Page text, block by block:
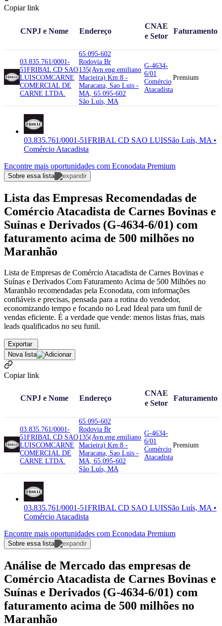
Copiar link
CNPJ e Nome Endereço
CNAE
e Setor
Faturamento
03.835.761/0001-
51FRIBAL CD SAO
LUISCOMCARNE
COMERCIAL DE
CARNE LTDA.
65.095-602
Rodovia Br
135(Avn.eng.emiliano
Macieira) Km:8 -
Maracana, Sao Luis -
MA, 65.095-602
São Luís, MA
G-4634-
6/01
Comércio
Atacadista
Premium
03.835.761/0001-51FRIBAL CD SAO LUISSão Luís, MA •
Comércio Atacadista
Encontre mais oportunidades com Econodata Premium
Sobre essa lista
Lista das Empresas Recomendadas de
Comércio Atacadista de Carnes Bovinas e
Suínas e Derivados (G-4634-6/01) com
faturamento acima de 500 milhões no
Maranhão
Lista de Empresas de Comércio Atacadista de Carnes Bovinas e
Suínas e Derivados Com Faturamento Acima de 500 Milhões no
Maranhão recomendadas pela Econodata, com informações
confiáveis e precisas, pensada para a rotina do vendedor,
economizando tempo e focando no Lead Ideal para um funil de
vendas eficiente. É a verdade que vende: menos listas frias, mais
leads qualificados no seu funil.
Exportar
Nova lista
Copiar link
CNPJ e Nome Endereço
CNAE
e Setor
Faturamento
03.835.761/0001-
51FRIBAL CD SAO
LUISCOMCARNE
COMERCIAL DE
CARNE LTDA.
65.095-602
Rodovia Br
135(Avn.eng.emiliano
Macieira) Km:8 -
Maracana, Sao Luis -
MA, 65.095-602
São Luís, MA
G-4634-
6/01
Comércio
Atacadista
Premium
03.835.761/0001-51FRIBAL CD SAO LUISSão Luís, MA •
Comércio Atacadista
Encontre mais oportunidades com Econodata Premium
Sobre essa lista
Análise de Mercado das empresas de
Comércio Atacadista de Carnes Bovinas e
Suínas e Derivados (G-4634-6/01) com
faturamento acima de 500 milhões no
Maranhão